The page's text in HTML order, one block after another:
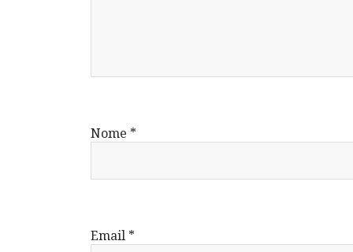
Nome *
Email *